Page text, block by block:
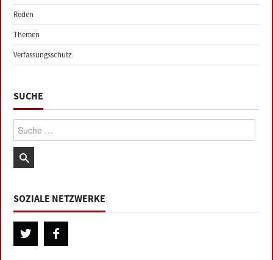
Reden
Themen
Verfassungsschutz
SUCHE
Suche:
SOZIALE NETZWERKE